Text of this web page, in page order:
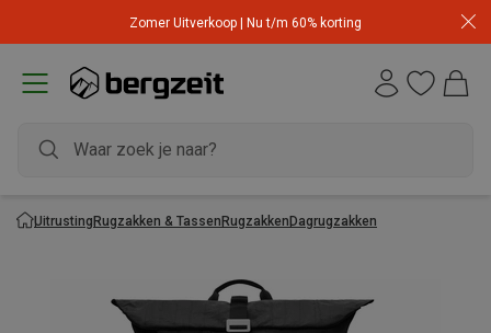
Zomer Uitverkoop | Nu t/m 60% korting
UitrustingRugzakken & TassenRugzakkenDagrugzakken